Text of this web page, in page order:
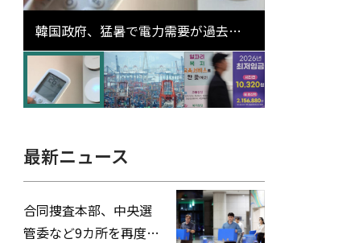
韓国政府、猛暑で電力需要が過去最
高更新の可能性に需給対応体制を点
検
最新ニュース
合同捜査本部、中央選
管委など9カ所を再度家